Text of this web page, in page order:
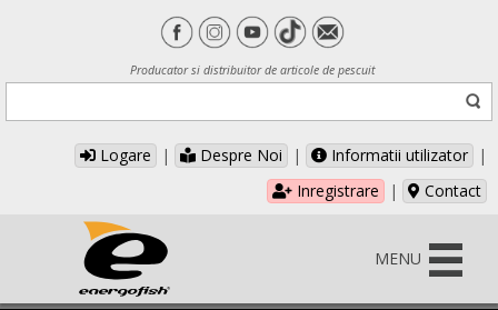
Producator si distribuitor de articole de pescuit
Logare | Despre Noi | Informatii utilizator
|
Inregistrare
| Contact
MENU